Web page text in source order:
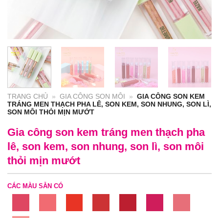
TRANG CHỦ » GIA CÔNG SON MÔI »
GIA CÔNG SON KEM
TRÁNG MEN THẠCH PHA LÊ, SON KEM, SON NHUNG, SON LÌ,
SON MÔI THỎI MỊN MƯỚT
Gia công son kem tráng men thạch pha
lê, son kem, son nhung, son lì, son môi
thỏi mịn mướt
CÁC MÀU SẴN CÓ